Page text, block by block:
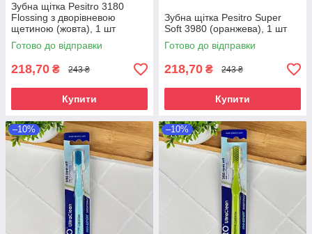
Зубна щітка Pesitro 3180
Flossing з дворівневою
щетиною (жовта), 1 шт
Готово до відправки
218,70 ₴ 243 ₴
Купити
Зубна щітка Pesitro Super
Soft 3980 (оранжева), 1 шт
Готово до відправки
218,70 ₴ 243 ₴
Купити
–10% –10%